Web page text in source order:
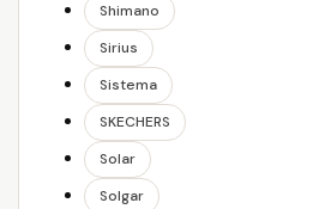
Shimano
Sirius
Sistema
SKECHERS
Solar
Solgar